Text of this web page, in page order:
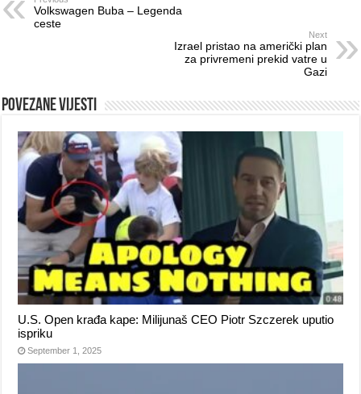
Volkswagen Buba – Legenda
ceste
Next
Izrael pristao na američki plan
za privremeni prekid vatre u
Gazi
Povezane vijesti
U.S. Open krađa kape: Milijunaš CEO Piotr Szczerek uputio
ispriku
September 1, 2025